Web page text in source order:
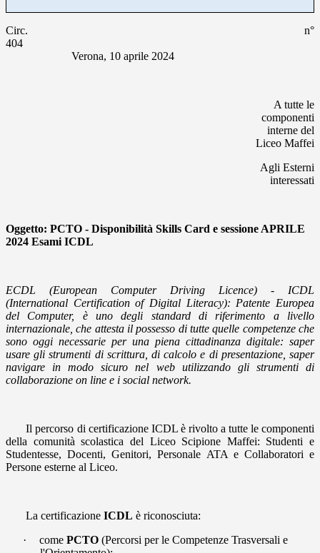
Circ. n°
404
Verona, 10 aprile 2024
A tutte le
componenti
interne del
Liceo Maffei
Agli Esterni
interessati
Oggetto: PCTO - Disponibilità Skills Card e sessione APRILE
2024 Esami ICDL
ECDL (European Computer Driving Licence) - ICDL
(International Certification of Digital Literacy): Patente Europea
del Computer, è uno degli standard di riferimento a livello
internazionale, che attesta il possesso di tutte quelle competenze che
sono oggi necessarie per una piena cittadinanza digitale: saper
usare gli strumenti di scrittura, di calcolo e di presentazione, saper
navigare in modo sicuro nel web utilizzando gli strumenti di
collaborazione on line e i social network.
Il percorso di certificazione ICDL è rivolto a tutte le componenti
della comunità scolastica del Liceo Scipione Maffei: Studenti e
Studentesse, Docenti, Genitori, Personale ATA e Collaboratori e
Persone esterne al Liceo.
Lacertificazione ICDL è riconosciuta:
·
come PCTO (Percorsi per le Competenze Trasversali e